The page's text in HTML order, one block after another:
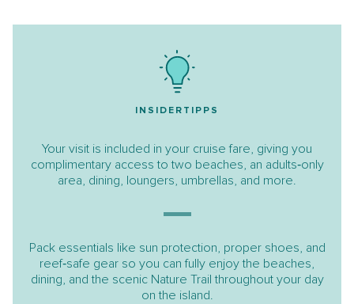
INSIDERTIPPS
Your visit is included in your cruise fare, giving you
complimentary access to two beaches, an adults‑only
area, dining, loungers, umbrellas, and more.
Pack essentials like sun protection, proper shoes, and
reef‑safe gear so you can fully enjoy the beaches,
dining, and the scenic Nature Trail throughout your day
on the island.